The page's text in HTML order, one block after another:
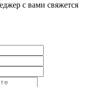
с вами свяжется